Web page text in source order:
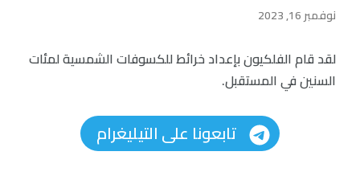
نوفمبر 16, 2023
لقد قام الفلكيون بإعداد خرائط للكسوفات الشمسية لمئات
السنين في المستقبل.
تابعونا على التيليغرام